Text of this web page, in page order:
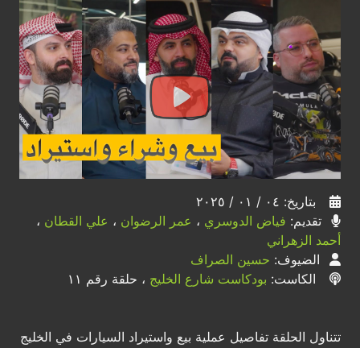
بتاريخ: ٠٤ / ٠١ / ٢٠٢٥
تقديم: فياض الدوسري ، عمر الرضوان ، علي القطان ،
أحمد الزهراني
الضيوف: حسين الصراف
الكاست: بودكاست شارع الخليج ، حلقة رقم ١١
تتناول الحلقة تفاصيل عملية بيع واستيراد السيارات في الخليج